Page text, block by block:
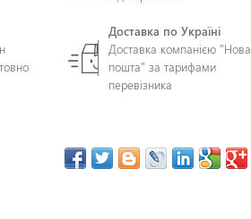
Доставка по Україні
Доставка компанією "Нова
пошта" за тарифами
перевізника